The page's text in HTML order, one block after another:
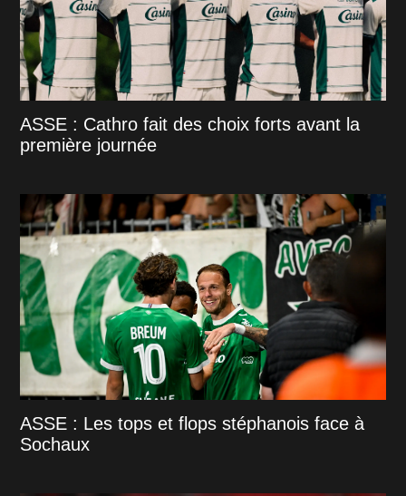
ASSE : Cathro fait des choix forts avant la
première journée
ASSE : Les tops et flops stéphanois face à
Sochaux